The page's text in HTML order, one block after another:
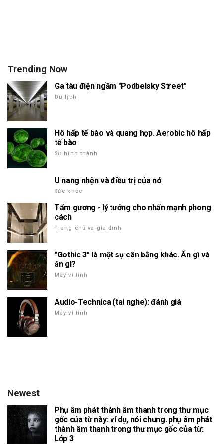
Trending Now
Ga tàu điện ngầm "Podbelsky Street"
Du lịch
Hô hấp tế bào và quang hợp. Aerobic hô hấp
tế bào
Sự hình thành
U nang nhện và điều trị của nó
Sức khỏe
Tấm gương - lý tưởng cho nhấn mạnh phong
cách
Trang chủ và gia đình
"Gothic 3" là một sự cân bằng khác. Ăn gì và
ăn gì?
Máy vi tính
Audio-Technica (tai nghe): đánh giá
Máy vi tính
Newest
Phụ âm phát thành âm thanh trong thư mục
gốc của từ này: ví dụ, nói chung. phụ âm phát
thành âm thanh trong thư mục gốc của từ:
Lớp 3